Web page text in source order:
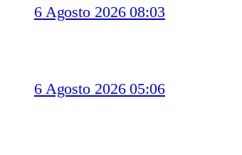
6 Agosto 2026 08:03
6 Agosto 2026 05:06